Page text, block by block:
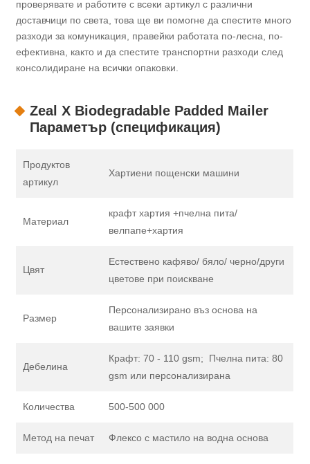
проверявате и работите с всеки артикул с различни
доставчици по света, това ще ви помогне да спестите много
разходи за комуникация, правейки работата по-лесна, по-
ефективна, както и да спестите транспортни разходи след
консолидиране на всички опаковки.
Zeal X Biodegradable Padded Mailer
Параметър (спецификация)
Продуктов
артикул
Хартиени пощенски машини
Материал
крафт хартия +пчелна пита/
велпапе+хартия
Цвят
Естествено кафяво/ бяло/ черно/други
цветове при поискване
Размер
Персонализирано въз основа на
вашите заявки
Дебелина
Крафт: 70 - 110 gsm; Пчелна пита: 80
gsm или персонализирана
Количества 500-500 000
Метод на печат Флексо с мастило на водна основа